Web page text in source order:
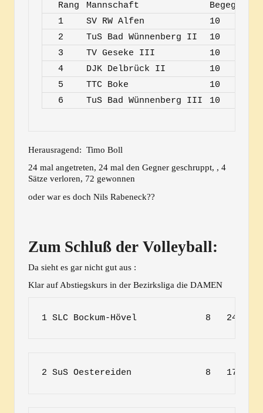
Rang Mannschaft
1
SV RW Alfen
10
2
TuS Bad Wünnenberg II
10
3
TV Geseke III
10
4
DJK Delbrück II
10
5
TTC Boke
10
6
TuS Bad Wünnenberg III 10
Herausragend: Timo Boll
24 mal angetreten, 24 mal den Gegner geschruppt, , 4
Sätze verloren, 72 gewonnen
oder war es doch Nils Rabeneck??
Zum Schluß der Volleyball:
Da sieht es gar nicht gut aus :
Klar auf Abstiegskurs in der Bezirksliga die DAMEN
1 SLC Bockum-Hövel             8   24 :
2 SuS Oestereiden              8   17 :